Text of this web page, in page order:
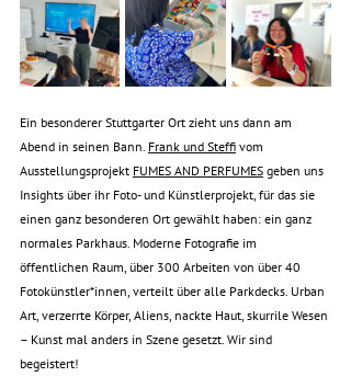
Ein besonderer Stuttgarter Ort zieht uns dann am
Abend in seinen Bann. Frank und Steffi vom
Ausstellungsprojekt FUMES AND PERFUMES geben uns
Insights über ihr Foto- und Künstlerprojekt, für das sie
einen ganz besonderen Ort gewählt haben: ein ganz
normales Parkhaus. Moderne Fotografie im
öffentlichen Raum, über 300 Arbeiten von über 40
Fotokünstler*innen, verteilt über alle Parkdecks. Urban
Art, verzerrte Körper, Aliens, nackte Haut, skurrile Wesen
– Kunst mal anders in Szene gesetzt. Wir sind
begeistert!